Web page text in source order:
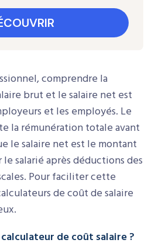
comprendre la
brut et le salaire net est
et les employés. Le
la rémunération totale avant
le salaire net est le montant
salarié après déductions des
Pour faciliter cette
de coût de salaire
de coût salaire ?